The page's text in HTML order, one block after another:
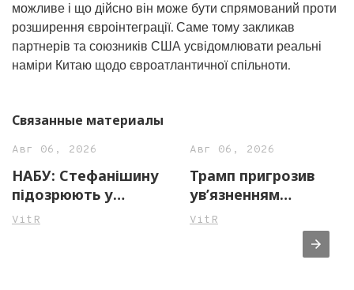
можливе і що дійсно він може бути спрямований проти
розширення євроінтеграції. Саме тому закликав
партнерів та союзників США усвідомлювати реальні
наміри Китаю щодо євроатлантичної спільноти.
Связанные материалы
Авг 06, 2026
НАБУ: Стефанішину
підозрюють у
незаконному
VitR
Авг 06, 2026
Трамп пригрозив
ув’язненням
джерелам ЗМІ через
повідомлення про
нестачу боєприпасів
VitR